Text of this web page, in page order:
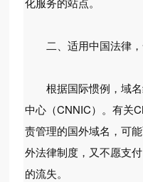
二、适用中国法律，
根据国际惯例，域名
中心（CNNIC）。有关
责管理的国外域名，可
外法律制度，又不愿支
的流失。